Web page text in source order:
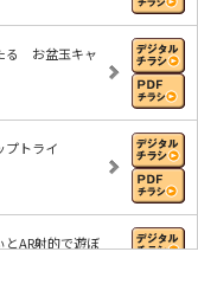
る お盆玉キャ
プトライ
AR射的で遊ぼ